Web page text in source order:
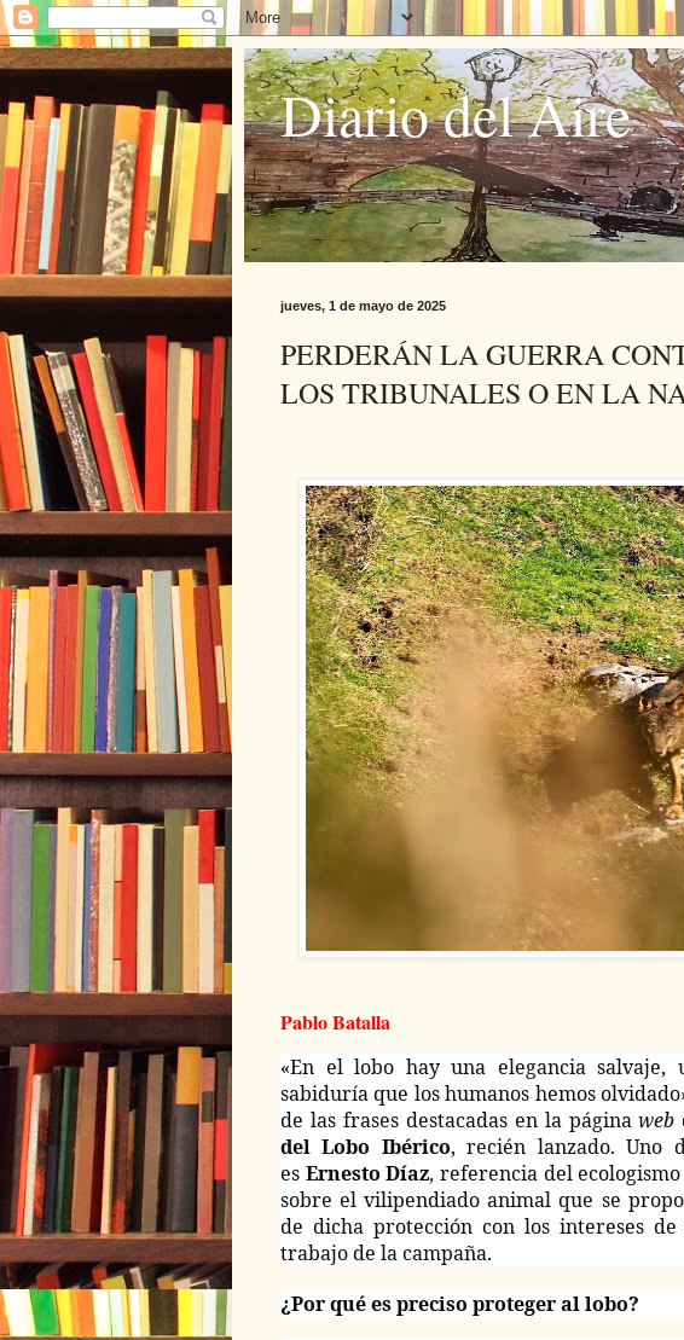
Diario del Aire
jueves, 1 de mayo de 2025
PERDERÁN LA GUERRA
LOS TRIBUNALES O EN LA
Pablo Batalla
«En el lobo hay una elegancia
sabiduría que los humanos hemos
de las frases destacadas en la páginaweb
del Lobo Ibérico, recién lanzado. Uno
es Ernesto Díaz, referencia del
sobre el vilipendiado animal que se
de dicha protección con los intereses
trabajo de la campaña.
¿Por qué es preciso proteger al lobo?